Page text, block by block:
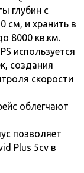
глубин с
см, и хранить в
8000 кв.км.
используется
создания
скорости
облегчают
позволяет
Plus 5cv в